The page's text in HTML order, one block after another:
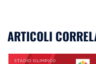
ARTICOLI